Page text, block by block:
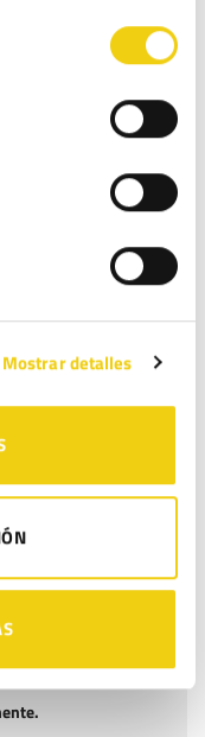
Mostrar detalles
será publicada.
y web en este